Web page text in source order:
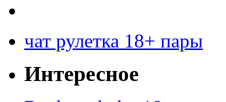
чат рулетка 18+ пары
Интересное